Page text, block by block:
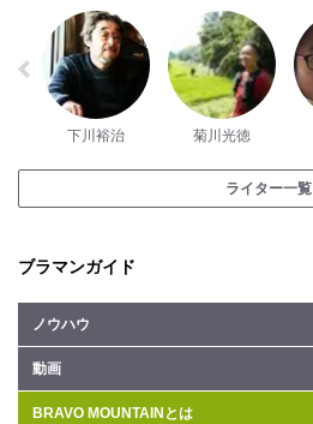
下川裕治 菊川光徳
ライター一覧
ブラマンガイド
ノウハウ
動画
BRAVO MOUNTAINとは